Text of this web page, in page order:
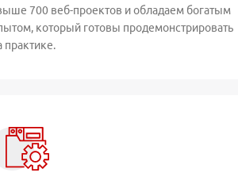
700 веб-проектов и обладаем богатым
который готовы продемонстрировать
практике.